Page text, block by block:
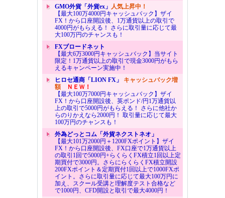
GMO外貨「外貨ex」 人気上昇中！
【最大100万4000円キャッシュバック】ザイ
FX！から口座開設後、1万通貨以上の取引で
4000円がもらえる！ さらに取引量に応じて最
大100万円のチャンスも！
FXブロードネット
【最大6万3000円キャッシュバック】当サイト
限定！1万通貨以上の取引で現金3000円がもら
えるキャンペーン実施中！
ヒロセ通商「LION FX」 キャッシュバック増
額ＮＥＷ！
【最大100万7000円キャッシュバック】ザイ
FX！から口座開設後、英ポンド/円1万通貨以
上の取引で5000円がもらえる！ さらに他社か
らのりかえなら2000円！ 取引量に応じて最大
100万円のチャンスも！
外為どっとコム「外貨ネクストネオ」
【最大101万2000円＋1200FXポイント】ザイ
FX！から口座開設後、FX口座で1万通貨以上
の取引1回で5000円+らくらくFX積立1回以上定
期買付で3000円。さらにらくらくFX積立開設
200FXポイント＆定期買付1回以上で1000FXポ
イント。さらに取引量に応じて最大100万円に
加え、スクール受講と理解度テスト合格など
で1000円、CFD開設と取引で最大4000円！